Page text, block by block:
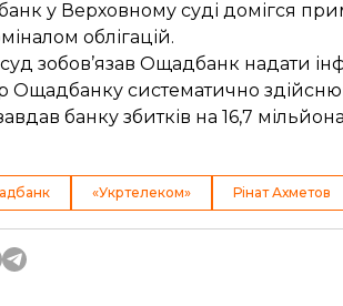
у Верховному суді домігся
облігацій.
зобов’язав Ощадбанк надати
Ощадбанку систематично
банку збитків на 16,7
«Укртелеком» Рінат Ахметов